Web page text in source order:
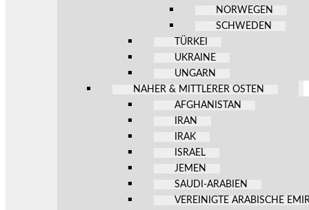
NORWEGEN
SCHWEDEN
TÜRKEI
UKRAINE
UNGARN
NAHER & MITTLERER OSTEN
AFGHANISTAN
IRAN
IRAK
ISRAEL
JEMEN
SAUDI-ARABIEN
VEREINIGTE ARABISCHE